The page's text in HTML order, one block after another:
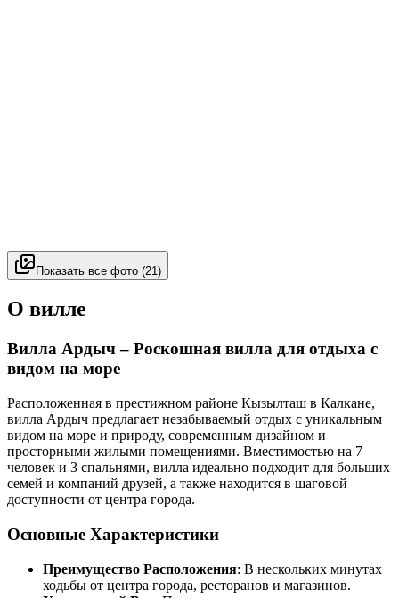
Показать все фото (21)
О вилле
Вилла Ардыч – Роскошная вилла для отдыха с
видом на море
Расположенная в престижном районе Кызылташ в Калкане,
вилла Ардыч предлагает незабываемый отдых с уникальным
видом на море и природу, современным дизайном и
просторными жилыми помещениями. Вместимостью на 7
человек и 3 спальнями, вилла идеально подходит для больших
семей и компаний друзей, а также находится в шаговой
доступности от центра города.
Основные Характеристики
Преимущество Расположения: В нескольких минутах
ходьбы от центра города, ресторанов и магазинов.